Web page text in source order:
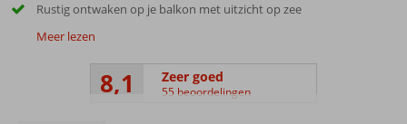
Rustig ontwaken op je balkon met uitzicht op zee
Meer lezen
8,1 Zeer goed
55 beoordelingen